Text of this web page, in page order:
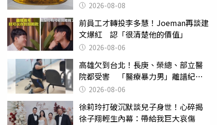
2026-08-08
前員工才轉投李多慧！Joeman再談建
文爆紅 認「很清楚他的價值」
2026-08-06
高雄欠到台北！長庚、榮總、部立醫
院都受害 「醫療暴力男」離譜紀錄
曝光2026-08-06
徐莉玲打破沉默談兒子身世！心碎揭
徐子翔輕生內幕：帶給我巨大哀傷